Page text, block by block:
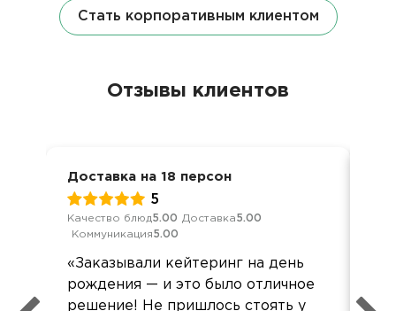
Стать корпоративным клиентом
Отзывы клиентов
Доставка на 18 персон
5
Качество блюд5.00 Доставка5.00
Коммуникация5.00
«Заказывали кейтеринг на день
рождения — и это было отличное
решение! Не пришлось стоять у